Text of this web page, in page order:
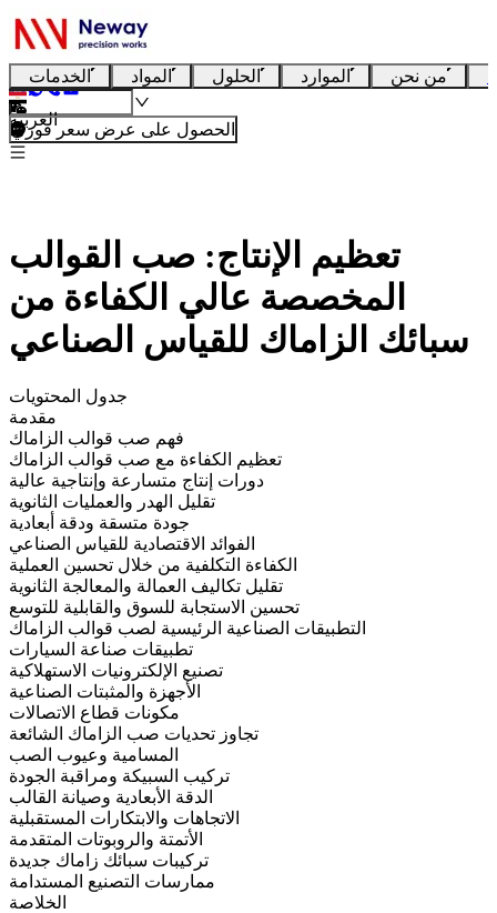
الخدمات المواد الحلول الموارد من نحن
العربية
الحصول على عرض سعر فوري
تعظيم الإنتاج: صب القوالب
المخصصة عالي الكفاءة من
سبائك الزاماك للقياس الصناعي
جدول المحتويات
مقدمة
فهم صب قوالب الزاماك
تعظيم الكفاءة مع صب قوالب الزاماك
دورات إنتاج متسارعة وإنتاجية عالية
تقليل الهدر والعمليات الثانوية
جودة متسقة ودقة أبعادية
الفوائد الاقتصادية للقياس الصناعي
الكفاءة التكلفية من خلال تحسين العملية
تقليل تكاليف العمالة والمعالجة الثانوية
تحسين الاستجابة للسوق والقابلية للتوسع
التطبيقات الصناعية الرئيسية لصب قوالب الزاماك
تطبيقات صناعة السيارات
تصنيع الإلكترونيات الاستهلاكية
الأجهزة والمثبتات الصناعية
مكونات قطاع الاتصالات
تجاوز تحديات صب الزاماك الشائعة
المسامية وعيوب الصب
تركيب السبيكة ومراقبة الجودة
الدقة الأبعادية وصيانة القالب
الاتجاهات والابتكارات المستقبلية
الأتمتة والروبوتات المتقدمة
تركيبات سبائك زاماك جديدة
ممارسات التصنيع المستدامة
الخلاصة